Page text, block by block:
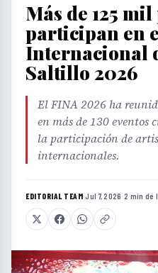
Más de 125
participan en
Internacional
Saltillo 2026
El FINA 2026 ha
en más de 130
la participación de
internacionales.
EDITORIAL TEAM·Jul 7, 2026 ·2 min de